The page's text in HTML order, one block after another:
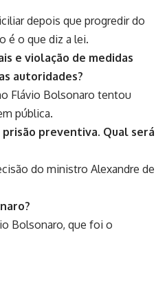
depois que progredir do
é o que diz a lei.
e violação de medidas
autoridades?
Flávio Bolsonaro tentou
pública.
prisão preventiva. Qual será
do ministro Alexandre de
Bolsonaro, que foi o